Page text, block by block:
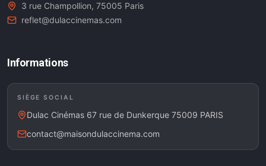
3 rue Champollion, 75005 Paris
reflet@dulaccinemas.com
Informations
SIÈGE SOCIAL
Dulac Cinémas 67 rue de Dunkerque 75009 PARIS
contact@maisondulaccinema.com